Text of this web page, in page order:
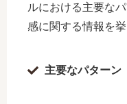
ルにおける主要な
感に関する情報を挙
主要なパターン